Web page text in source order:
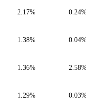
2.17%
1.38%
1.36%
1.29%